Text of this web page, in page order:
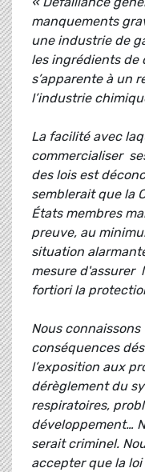
manquements
une industrie de
les ingrédients de
s’apparente à un
l’industrie
La facilité avec
commercialiser
des lois est
semblerait que la
États membres
preuve, au
situation
mesure d'assurer
fortiori la
Nous connaissons
conséquences
l’exposition aux
dérèglement du
respiratoires,
développement…
serait criminel.
accepter que la